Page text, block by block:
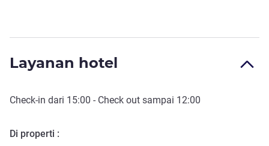
Layanan hotel
Check-in dari 15:00 - Check out sampai 12:00
Di properti